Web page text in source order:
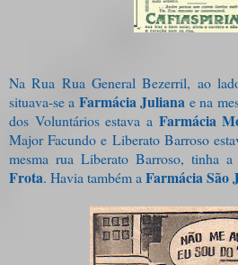
Na Rua Rua General Bezerril, ao
situava-se a Farmácia Juliana e na
dos Voluntários estava a Farmácia
Major Facundo e Liberato Barroso
mesma rua Liberato Barroso, tinha a
Frota. Havia também a Farmácia São